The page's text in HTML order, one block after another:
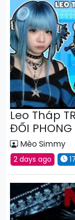
Leo Tháp
ĐỔI
Mèo Simmy
2 days ago